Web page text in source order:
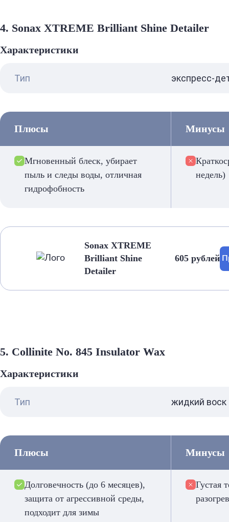
4. Sonax XTREME Brilliant Shine Detailer
Характеристики
Тип экспресс-
Плюсы
Мгновенный блеск, убирает
пыль и следы воды, отличная
гидрофобность
Минусы
недель)
Sonax XTREME
Brilliant Shine
Detailer
605 рублей
5. Collinite No. 845 Insulator Wax
Характеристики
Тип жидкий воск
Плюсы
Долговечность (до 6 месяцев),
защита от агрессивной среды,
подходит для зимы
Минусы
Густая